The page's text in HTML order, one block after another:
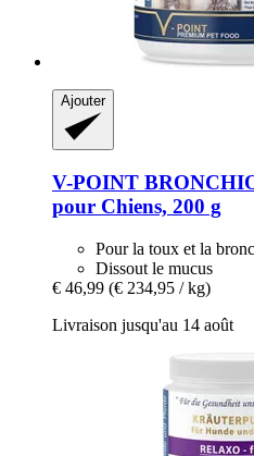
Ajouter
V-POINT
pour Chiens, 200 g
Pour la toux et la
Dissout le mucus
€ 46,99 (€ 234,95 / kg)
Livraison jusqu'au 14 août